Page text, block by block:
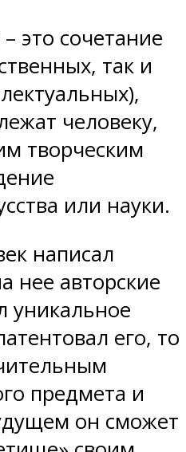
это сочетание
так и
человеку,
творческим
или науки.
написал
нее авторские
уникальное
его, то
предмета и
он сможет